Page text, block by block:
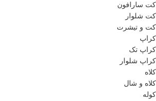
کت سارافون
کت شلوار
کت و تیشرت
کراپ
کراپ تک
کراپ شلوار
کلاه
کلاه و شال
کوله